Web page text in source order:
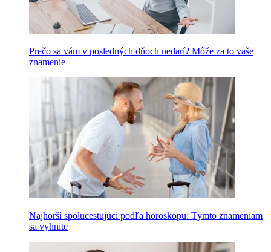
Prečo sa vám v posledných dňoch nedarí? Môže za to vaše
znamenie
Najhorší spolucestujúci podľa horoskopu: Týmto znameniam
sa vyhnite